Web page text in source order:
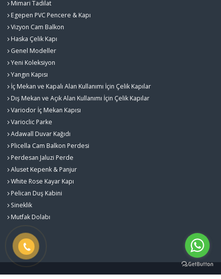
Mimari Tadilat
Egepen PVC Pencere & Kapı
Vizyon Cam Balkon
Haska Çelik Kapı
Genel Modeller
Yeni Koleksiyon
Yangın Kapısı
İç Mekan ve Kapalı Alan Kullanımı İçin Çelik Kapılar
Dış Mekan ve Açık Alan Kullanımı İçin Çelik Kapılar
Variodor İç Mekan Kapısı
Varioclic Parke
Adawall Duvar Kağıdı
Plicella Cam Balkon Perdesi
Perdesan Jaluzi Perde
Aluset Kepenk & Panjur
White Rose Kayar Kapı
Pelican Duş Kabini
Sineklik
Mutfak Dolabı